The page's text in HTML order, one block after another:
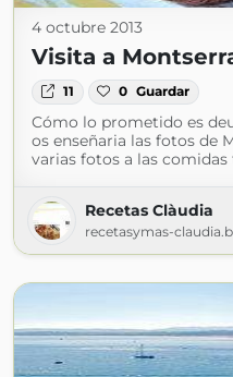
4 octubre 2013
Visita a
11 0 Guardar
Cómo lo prometido es
os enseñaria las fotos de
varias fotos a las comidas
Recetas Clàudia
recetasymas-